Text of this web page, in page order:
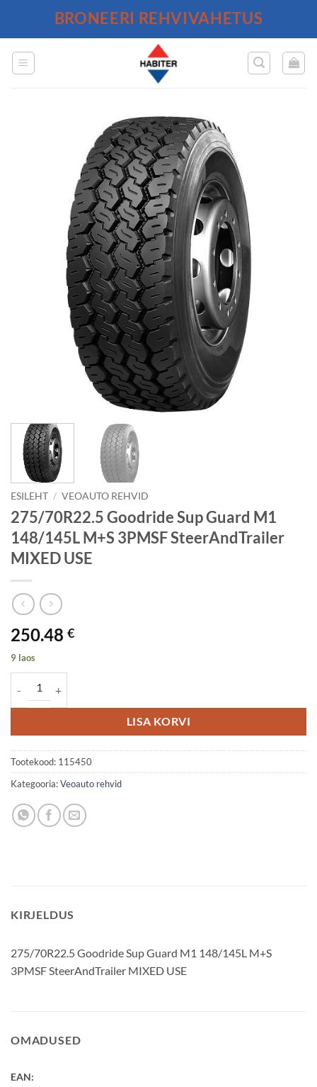
BRONEERI REHVIVAHETUS
ESILEHT / VEOAUTO REHVID
275/70R22.5 Goodride Sup Guard M1
148/145L M+S 3PMSF SteerAndTrailer
MIXED USE
250.48 €
9 laos
LISA KORVI
Tootekood: 115450
Kategooria:Veoauto rehvid
KIRJELDUS
275/70R22.5 Goodride Sup Guard M1 148/145L M+S
3PMSF SteerAndTrailer MIXED USE
OMADUSED
EAN: